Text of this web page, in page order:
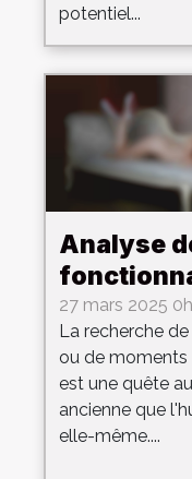
potentiel...
Analyse
pour une
dating
réussie
27 mars 2025 0h
La recherche
ou de moments
est une quête
ancienne que
elle-même....